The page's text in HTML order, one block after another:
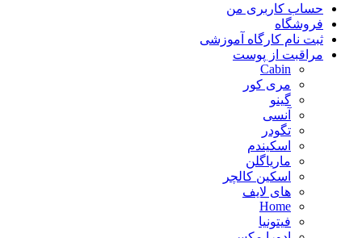
حساب کاربری من
فروشگاه
ثبت نام کارگاه آموزشی
مراقبت از پوست
Cabin
مری کور
گینو
آنسی
تگودر
اسکیندم
ماریاگلن
اسکین کالچر
های لایف
Home
فیتونیا